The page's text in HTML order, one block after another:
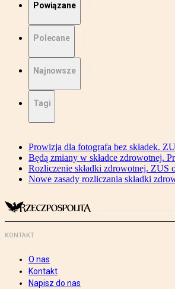
Powiązane
Polecane
Najnowsze
Tagi
Prowizja dla fotografa bez składek.
Będą zmiany w składce zdrowotnej.
Rozliczenie składki zdrowotnej. ZUS
Nowe zasady rozliczania składki
KONTAKT
O nas
Kontakt
Napisz do nas